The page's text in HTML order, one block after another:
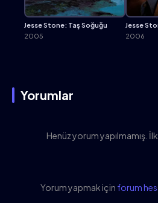
Jesse Stone: Taş Soğuğu
2005
Jesse
2006
Yorumlar
Henüz yorum yapılmamış.
Yorum yapmak için forum